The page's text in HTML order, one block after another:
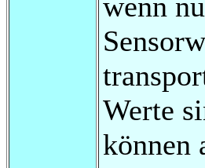
Werte
können